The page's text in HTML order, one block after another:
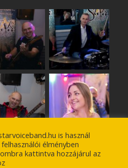
is használ
élményben
kattintva hozzájárul az